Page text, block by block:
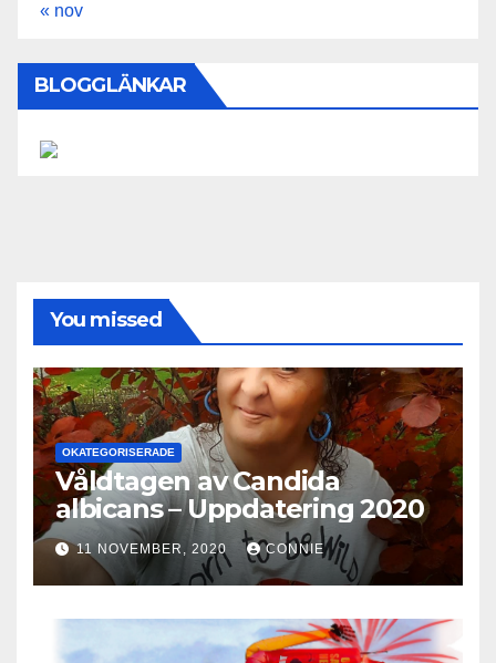
« nov
BLOGGLÄNKAR
You missed
OKATEGORISERADE
Våldtagen av Candida
albicans – Uppdatering 2020
11 NOVEMBER, 2020 CONNIE